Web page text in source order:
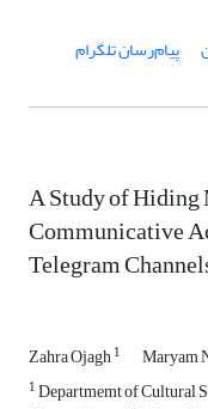
پیام‌رسان تلگرام
A Study of
Communicative
Telegram
Zahra Ojagh1 Maryam
1Departmemt of Cultural